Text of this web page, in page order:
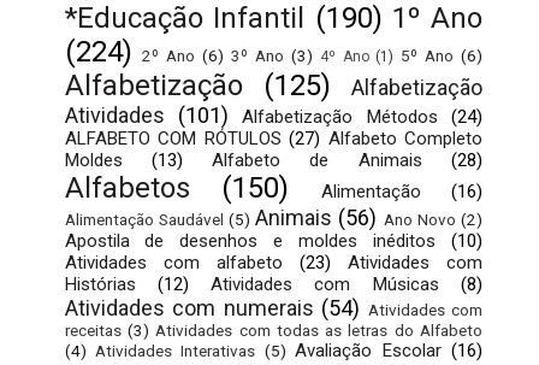
*Educação Infantil (190) 1º Ano
(224) 2º Ano (6) 3º Ano (3) 4º Ano (1) 5º Ano (6)
Alfabetização (125)
Alfabetização
Atividades
(101) Alfabetização Métodos
(24)
ALFABETO COM RÓTULOS (27) Alfabeto Completo
Moldes
(13) Alfabeto de Animais (28)
Alfabetos (150) Alimentação (16)
Alimentação Saudável (5) Animais (56) Ano Novo (2)
Apostila de desenhos e moldes inéditos
(10)
Atividades com alfabeto
(23)
Atividades com
Histórias
(12) Atividades com Músicas (8)
Atividades com numerais (54) Atividades com
receitas (3) Atividades com todas as letras do Alfabeto
(4) Atividades Interativas (5) Avaliação Escolar (16)